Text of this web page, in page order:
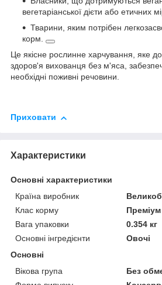
вегетаріанської дієти або етичних
Тварини, яким потрібен
корм.
Це якісне рослинне харчування, яке
здоров'я вихованця без м'яса,
необхідні поживні речовини.
Приховати
Характеристики
Основні характеристики
Країна виробник
Клас корму
Преміум
Вага упаковки
0.354 кг
Основні інгредієнти
Овочі
Основні
Вікова група
Без